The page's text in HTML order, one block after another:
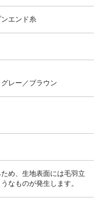
エンド糸
レー／ブラウン
め、生地表面には毛羽立
なものが発生します。